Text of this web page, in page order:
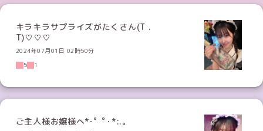
キラキラサプライズがたくさん(T .
T)♡♡♡
2024年07月01日 02時50分
5
1
ご主人様お嬢様へ*･゜ﾟ･*:.｡